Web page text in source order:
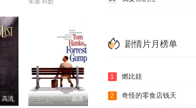
高清 高清
剧情片月榜单
1 燃比娃
2 奇怪的零食店钱天